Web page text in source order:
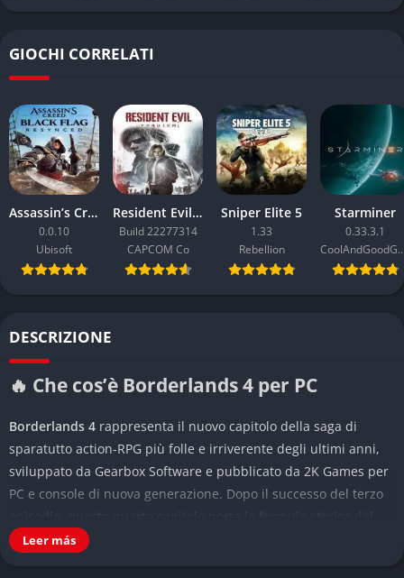
GIOCHI CORRELATI
Assassin’s Creed Black Flag Resynced
0.0.10
Ubisoft
Resident Evil Requiem
Build 22277314
CAPCOM Co
Sniper Elite 5
1.33
Rebellion
Starminer
0.33.3.1
DESCRIZIONE
🔥 Che cos’è Borderlands 4 per PC
Borderlands 4 rappresenta il nuovo capitolo della saga di
sparatutto action-RPG più folle e irriverente degli ultimi anni,
sviluppato da Gearbox Software e pubblicato da 2K Games per
PC e console di nuova generazione. Dopo il successo del terzo
episodio, questo quarto capitolo porta la formula storica del
looter shooter verso nuove dimensioni, arricchendo ogni
Leer más